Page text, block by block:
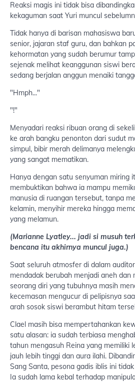
Reaksi magis ini tidak bisa
kekaguman saat Yuri muncul
Tidak hanya di barisan mahasiswa
senior, jajaran staf guru, dan bahkan
kehormatan yang sudah berumur
sejenak melihat keanggunan siswi
sedang berjalan anggun menaiki
"Hmph..."
"!"
Menyadari reaksi ribuan orang di
ke arah bangku penonton dari sudut
simpul, bibir merah delimanya
yang sangat mematikan.
Hanya dengan satu senyuman miring
membuktikan bahwa ia mampu
manusia di ruangan tersebut, tanpa
kelamin, menyihir mereka hingga
yang melamun.
(Marianne Lyatley... jadi si musuh
bencana itu akhirnya muncul juga.)
Saat seluruh atmosfer di dalam
mendadak berubah menjadi aneh dan
seorang diri yang tubuhnya masih
kecemasan mengucur di pelipisnya
arah sosok siswi berambut hitam
Clael masih bisa mempertahankan
satu alasan: ia sudah terbiasa
tahun mengasuh Reina yang memiliki
jauh lebih tinggi dan aura ilahi.
Sang Santa, pesona gadis iblis ini
Ia sudah lama kebal terhadap